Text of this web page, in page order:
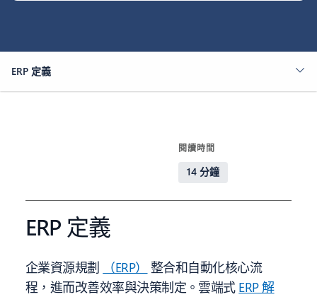
ERP 定義
閱讀時間
14 分鐘
ERP 定義
企業資源規劃 （ERP）
整合和自動化核心流
程，進而改善效率與決策制定。雲端式 ERP 解